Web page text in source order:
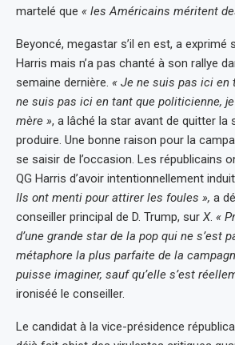
martelé que « les Américains méritent
Beyoncé, megastar s’il en est, a exprimé
Harris mais n’a pas chanté à son rallye
semaine dernière. « Je ne suis pas ici en
ne suis pas ici en tant que politicienne,
mère », a lâché la star avant de quitter la
produire. Une bonne raison pour la
se saisir de l’occasion. Les républicains
QG Harris d’avoir intentionnellement
Ils ont menti pour attirer les foules », a
conseiller principal de D. Trump, sur X. «
d’une grande star de la pop qui ne s’est
métaphore la plus parfaite de la
puisse imaginer, sauf qu’elle s’est
ironiséé le conseiller.
Le candidat à la vice-présidence